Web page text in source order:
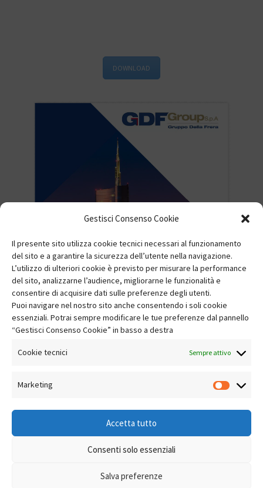
Gestisci Consenso Cookie
Il presente sito utilizza cookie tecnici necessari al funzionamento
del sito e a garantire la sicurezza dell’utente nella navigazione.
L’utilizzo di ulteriori cookie è previsto per misurare la performance
del sito, analizzarne l’audience, migliorarne le funzionalità e
consentire di acquisire dati sulle preferenze degli utenti.
Puoi navigare nel nostro sito anche consentendo i soli cookie
essenziali. Potrai sempre modificare le tue preferenze dal pannello
“Gestisci Consenso Cookie” in basso a destra
Cookie tecnici Sempre attivo
Marketing
Accetta tutto
Consenti solo essenziali
Salva preferenze
DOWNLOAD